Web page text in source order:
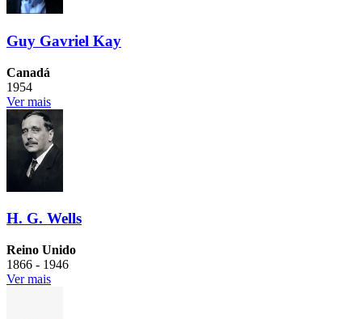
Guy Gavriel Kay
Canadá
1954
Ver mais
H. G. Wells
Reino Unido
1866 - 1946
Ver mais